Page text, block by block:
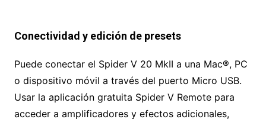
Conectividad y edición de presets
Puede conectar el Spider V 20 MkII a una Mac®, PC
o dispositivo móvil a través del puerto Micro USB.
Usar la aplicación gratuita Spider V Remote para
acceder a amplificadores y efectos adicionales,